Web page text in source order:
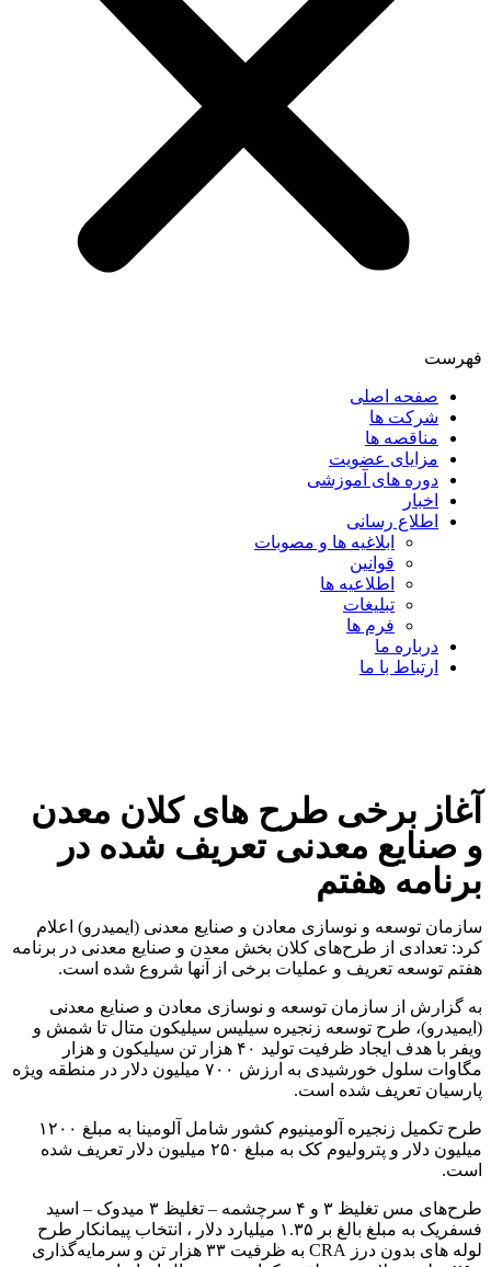
فهرست
صفحه اصلی
شرکت ها
مناقصه ها
مزایای عضویت
دوره های آموزشی
اخبار
اطلاع رسانی
ابلاغیه ها و مصوبات
قوانین
اطلاعیه ها
تبلیغات
فرم ها
درباره ما
ارتباط با ما
آغاز برخی طرح های کلان معدن
و صنایع معدنی تعریف شده در
برنامه هفتم
سازمان توسعه و نوسازی معادن و صنایع معدنی (ایمیدرو) اعلام
کرد: تعدادی از طرح‌های کلان بخش معدن و صنایع معدنی در برنامه
هفتم توسعه تعریف و عملیات برخی از آنها شروع شده است.
به گزارش از سازمان توسعه و نوسازی معادن و صنایع معدنی
(ایمیدرو)، طرح توسعه زنجیره سیلیس سیلیکون متال تا شمش و
ویفر با هدف ایجاد ظرفیت تولید ۴۰ هزار تن سیلیکون و هزار
مگاوات سلول خورشیدی به ارزش ۷۰۰ میلیون دلار در منطقه ویژه
پارسیان تعریف شده است.
طرح تکمیل زنجیره آلومینیوم کشور شامل آلومینا به مبلغ ۱۲۰۰
میلیون دلار و پترولیوم کک به مبلغ ۲۵۰ میلیون دلار تعریف شده
است.
طرح‌های مس تغلیظ ۳ و ۴ سرچشمه – تغلیظ ۳ میدوک – اسید
فسفریک به مبلغ بالغ بر ۱.۳۵ میلیارد دلار ، انتخاب پیمانکار طرح
لوله های بدون درز CRA به ظرفیت ۳۳ هزار تن و سرمایه‌گذاری